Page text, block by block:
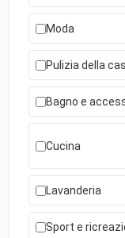
Moda
Pulizia della
Bagno e
Cucina
Lavanderia
Sport e